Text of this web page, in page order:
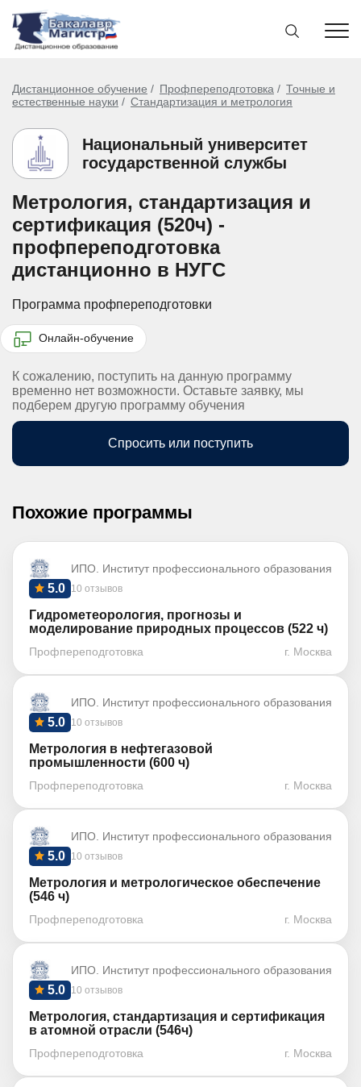
Дистанционное обучение Профпереподготовка
Точные и
естественные науки
Стандартизация и метрология
Национальный университет
государственной службы
Метрология, стандартизация и
сертификация (520ч) -
профпереподготовка
дистанционно в НУГС
Программа профпереподготовки
Онлайн-обучение
К сожалению, поступить на данную программу
временно нет возможности. Оставьте заявку, мы
подберем другую программу обучения
Спросить или поступить
Похожие программы
ИПО. Институт профессионального образования
10 отзывов
5.0
Гидрометеорология, прогнозы и
моделирование природных процессов (522 ч)
Профпереподготовка г. Москва
ИПО. Институт профессионального образования
10 отзывов
5.0
Метрология в нефтегазовой
промышленности (600 ч)
Профпереподготовка г. Москва
ИПО. Институт профессионального образования
10 отзывов
5.0
Метрология и метрологическое обеспечение
(546 ч)
Профпереподготовка г. Москва
ИПО. Институт профессионального образования
10 отзывов
5.0
Метрология, стандартизация и сертификация
в атомной отрасли (546ч)
Профпереподготовка г. Москва